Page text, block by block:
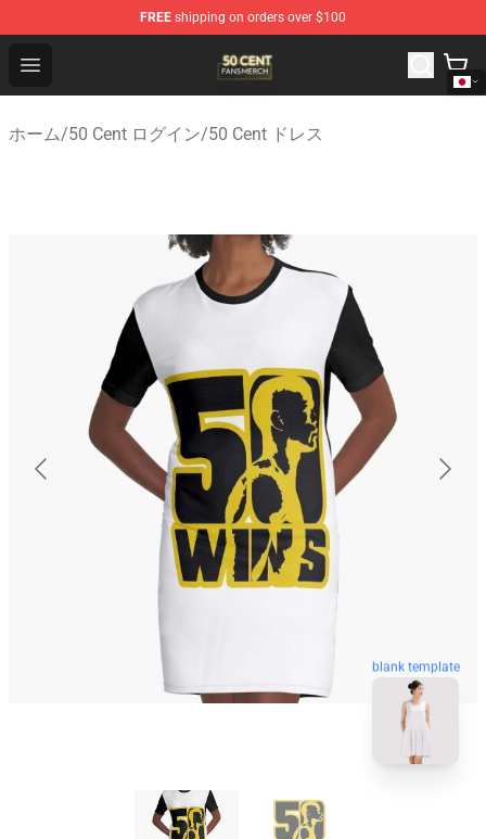
FREE shipping on orders over $100
Open menu
50 Cent Shop - Official 50 Cent Merchandise Store
ホーム/50 Cent ログイン/50 Cent ドレス
blank template